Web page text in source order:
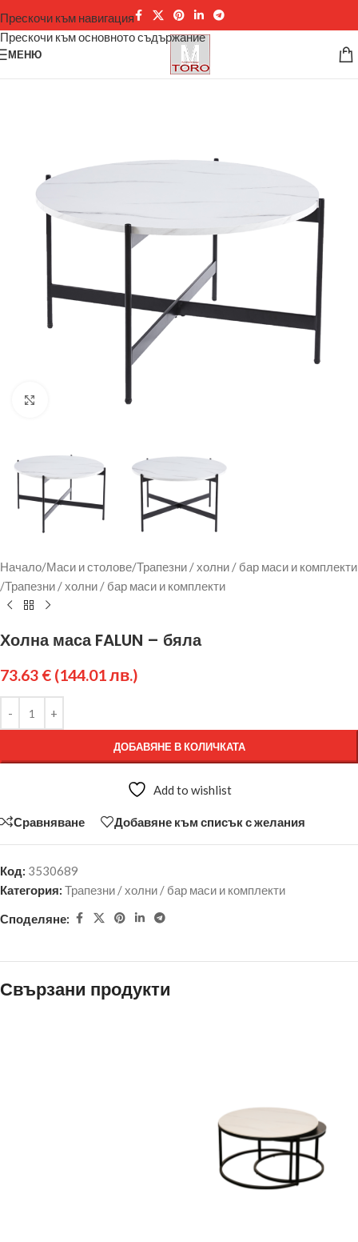
Прескочи към навигация
Прескочи към основното съдържание
МЕНЮ
Щракнете за уголемяване
Начало/Маси и столове/Трапезни / холни / бар маси и комплекти
/Трапезни / холни / бар маси и комплекти
Холна маса FALUN – бяла
73.63 € (144.01 лв.)
ДОБАВЯНЕ В КОЛИЧКАТА
Add to wishlist
Сравняване Добавяне към списък с желания
Код: 3530689
Категория: Трапезни / холни / бар маси и комплекти
Споделяне:
Свързани продукти